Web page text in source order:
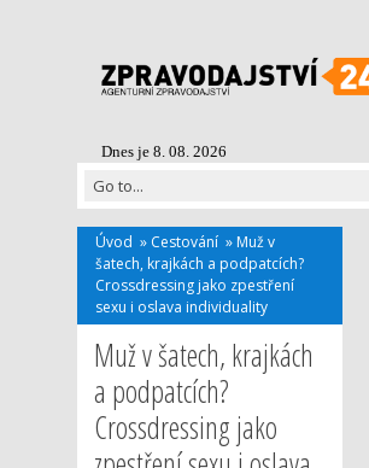
Dnes je 8. 08. 2026
Úvod » Cestování » Muž v
šatech, krajkách a podpatcích?
Crossdressing jako zpestření
sexu i oslava individuality
Muž v šatech, krajkách
a podpatcích?
Crossdressing jako